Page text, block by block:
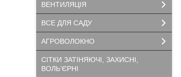
ВЕНТИЛЯЦІЯ
ВСЕ ДЛЯ САДУ
АГРОВОЛОКНО
СІТКИ ЗАТІНЯЮЧІ, ЗАХИСНІ,
ВОЛЬ'ЄРНІ